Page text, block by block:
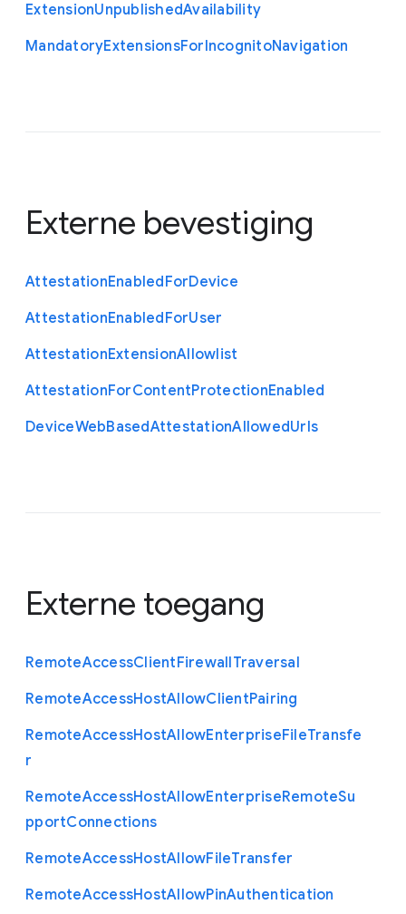
ExtensionUnpublishedAvailability
MandatoryExtensionsForIncognitoNavigation
Externe bevestiging
AttestationEnabledForDevice
AttestationEnabledForUser
AttestationExtensionAllowlist
AttestationForContentProtectionEnabled
DeviceWebBasedAttestationAllowedUrls
Externe toegang
RemoteAccessClientFirewallTraversal
RemoteAccessHostAllowClientPairing
RemoteAccessHostAllowEnterpriseFileTransfe
r
RemoteAccessHostAllowEnterpriseRemoteSu
pportConnections
RemoteAccessHostAllowFileTransfer
RemoteAccessHostAllowPinAuthentication